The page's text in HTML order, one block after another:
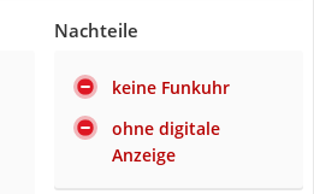
Nachteile
keine Funkuhr
ohne digitale
Anzeige